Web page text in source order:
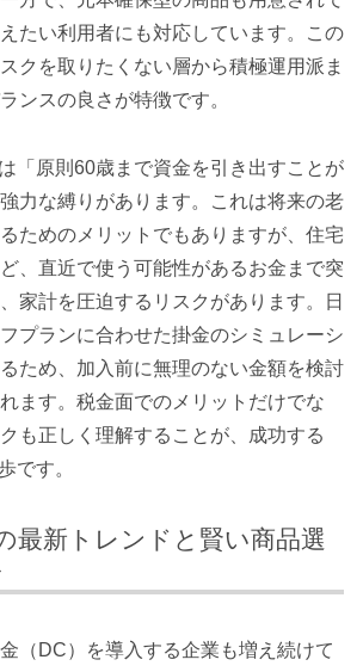
たい利用者にも対応しています。この
クを取りたくない層から積極運用派ま
ンスの良さが特徴です。
「原則60歳まで資金を引き出すことが
力な縛りがあります。これは将来の老
ためのメリットでもありますが、住宅
、直近で使う可能性があるお金まで突
家計を圧迫するリスクがあります。日
プランに合わせた掛金のシミュレーシ
ため、加入前に無理のない金額を検討
ます。税金面でのメリットだけでな
も正しく理解することが、成功する
です。
最新トレンドと賢い商品選
（DC）を導入する企業も増え続けて